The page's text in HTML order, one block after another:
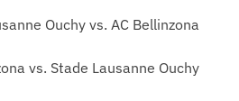
Ouchy vs. AC Bellinzona
vs. Stade Lausanne Ouchy